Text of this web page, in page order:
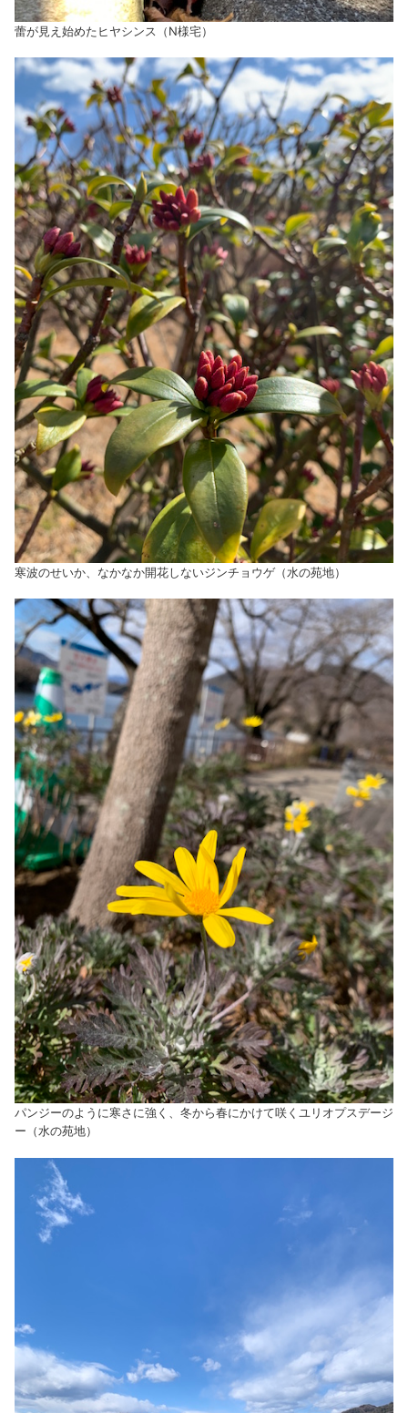
蕾が見え始めたヒヤシンス（N様宅）
寒波のせいか、なかなか開花しないジンチョウゲ（水の苑地）
パンジーのように寒さに強く、冬から春にかけて咲くユリオプスデージ
ー（水の苑地）